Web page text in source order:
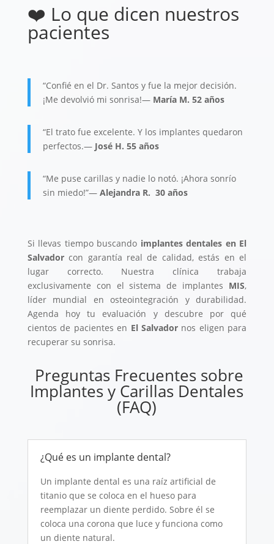
❤️ Lo que dicen nuestros
pacientes
“Confié en el Dr. Santos y fue la mejor decisión.
¡Me devolvió mi sonrisa!— María M. 52 años
“El trato fue excelente. Y los implantes quedaron
perfectos.— José H. 55 años
“Me puse carillas y nadie lo notó. ¡Ahora sonrío
sin miedo!”— Alejandra R. 30 años
Si llevas tiempo buscando implantes dentales en El
Salvadorcon garantía real de calidad, estás en el
lugar correcto. Nuestra clínica trabaja
exclusivamente con el sistema de implantes MIS,
líder mundial en osteointegración y durabilidad.
Agenda hoy tu evaluación y descubre por qué
cientos de pacientes en El Salvadornos eligen para
recuperar su sonrisa.
Preguntas Frecuentes sobre
Implantes y Carillas Dentales
(FAQ)
¿Qué es un implante dental?
Un implante dental es una raíz artificial de
titanio que se coloca en el hueso para
reemplazar un diente perdido. Sobre él se
coloca una corona que luce y funciona como
un diente natural.